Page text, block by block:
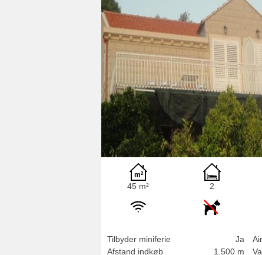
45 m² 2
Tilbyder miniferie
Ja
Afstand indkøb
1.500 m